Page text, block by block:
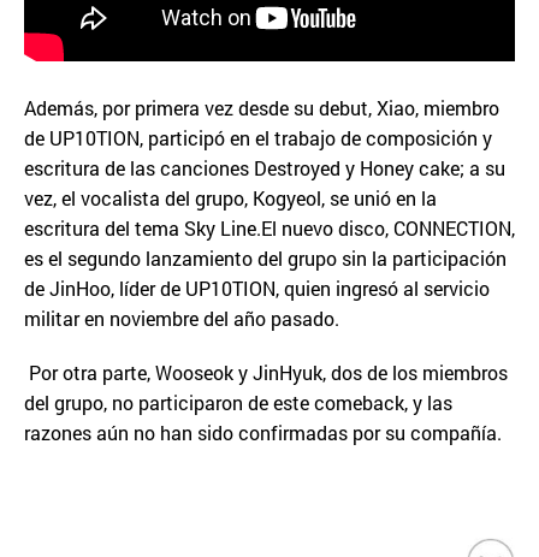
Además, por primera vez desde su debut, Xiao, miembro
de UP10TION, participó en el trabajo de composición y
escritura de las canciones Destroyed y Honey cake; a su
vez, el vocalista del grupo, Kogyeol, se unió en la
escritura del tema Sky Line.El nuevo disco, CONNECTION,
es el segundo lanzamiento del grupo sin la participación
de JinHoo, líder de UP10TION, quien ingresó al servicio
militar en noviembre del año pasado.
Por otra parte, Wooseok y JinHyuk, dos de los miembros
del grupo, no participaron de este comeback, y las
razones aún no han sido confirmadas por su compañía.